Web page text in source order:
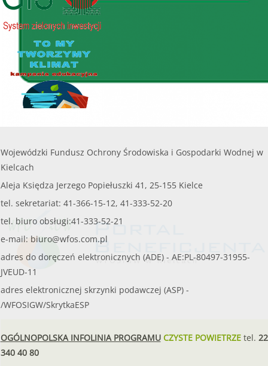
Wojewódzki Fundusz Ochrony Środowiska i Gospodarki Wodnej w
Kielcach
Aleja Księdza Jerzego Popiełuszki 41, 25-155 Kielce
tel. sekretariat: 41-366-15-12, 41-333-52-20
tel. biuro obsługi:41-333-52-21
e-mail: biuro@wfos.com.pl
adres do doręczeń elektronicznych (ADE) - AE:PL-80497-31955-
JVEUD-11
adres elektronicznej skrzynki podawczej (ASP) -
/WFOSIGW/SkrytkaESP
OGÓLNOPOLSKA INFOLINIA PROGRAMUCZYSTE POWIETRZEtel. 22
340 40 80